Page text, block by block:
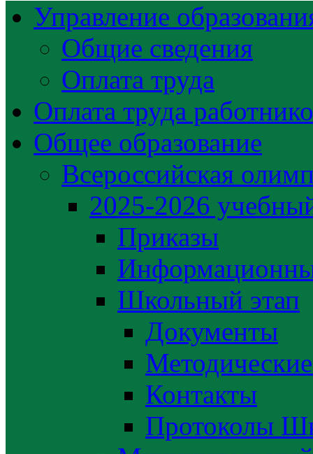
Управление
Общие сведения
Оплата труда
Оплата труда
Общее образование
Всероссийская
2025-2026
Приказы
Школьный этап
Документы
Контакты
Протоколы